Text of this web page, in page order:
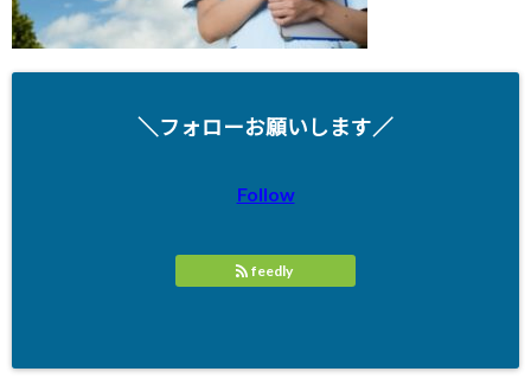
＼フォローお願いします／
Follow
feedly